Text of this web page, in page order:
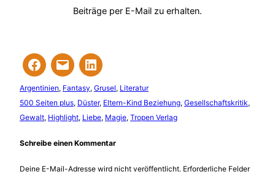
Beiträge per E-Mail zu erhalten.
Argentinien, Fantasy, Grusel, Literatur
500 Seiten plus, Düster, Eltern-Kind Beziehung, Gesellschaftskritik
Gewalt, Highlight, Liebe, Magie, Tropen Verlag
Schreibe einen Kommentar
Deine E-Mail-Adresse wird nicht veröffentlicht. Erforderliche Felder